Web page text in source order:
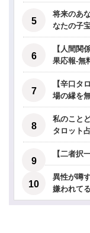
将来のあ
なたの子
【人間関
果応報-無
【辛口タ
場の縁を
私のこと
タロット
【二者択
異性が噂
嫌われて